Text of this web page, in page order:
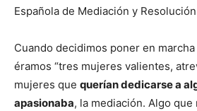
Española de Mediación y
Cuando decidimos poner en
éramos “tres mujeres valientes,
mujeres que querían dedicarse a
apasionaba, la mediación. Algo que